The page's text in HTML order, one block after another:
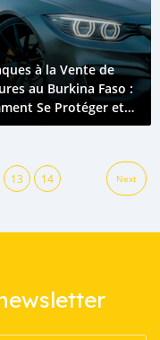
à la Vente de
au Burkina Faso :
Se Protéger et
en Toute Sécurité
13 14 Next